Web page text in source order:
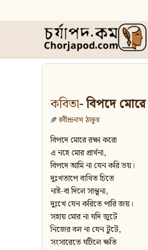
কবিতা- বিপদে
রবীন্দ্রনাথ ঠাকুর
বিপদে মোরে রক্ষা করো
এ নহে মোর প্রার্থনা,
বিপদে আমি না যেন করি ভয়।
দুঃখতাপে ব্যথিত চিতে
নাই-বা দিলে সান্ত্বনা,
দুঃখে যেন করিতে পারি জয়।
সহায় মোর না যদি জুটে
নিজের বল না যেন টুটে,
সংসারেতে ঘটিলে ক্ষতি